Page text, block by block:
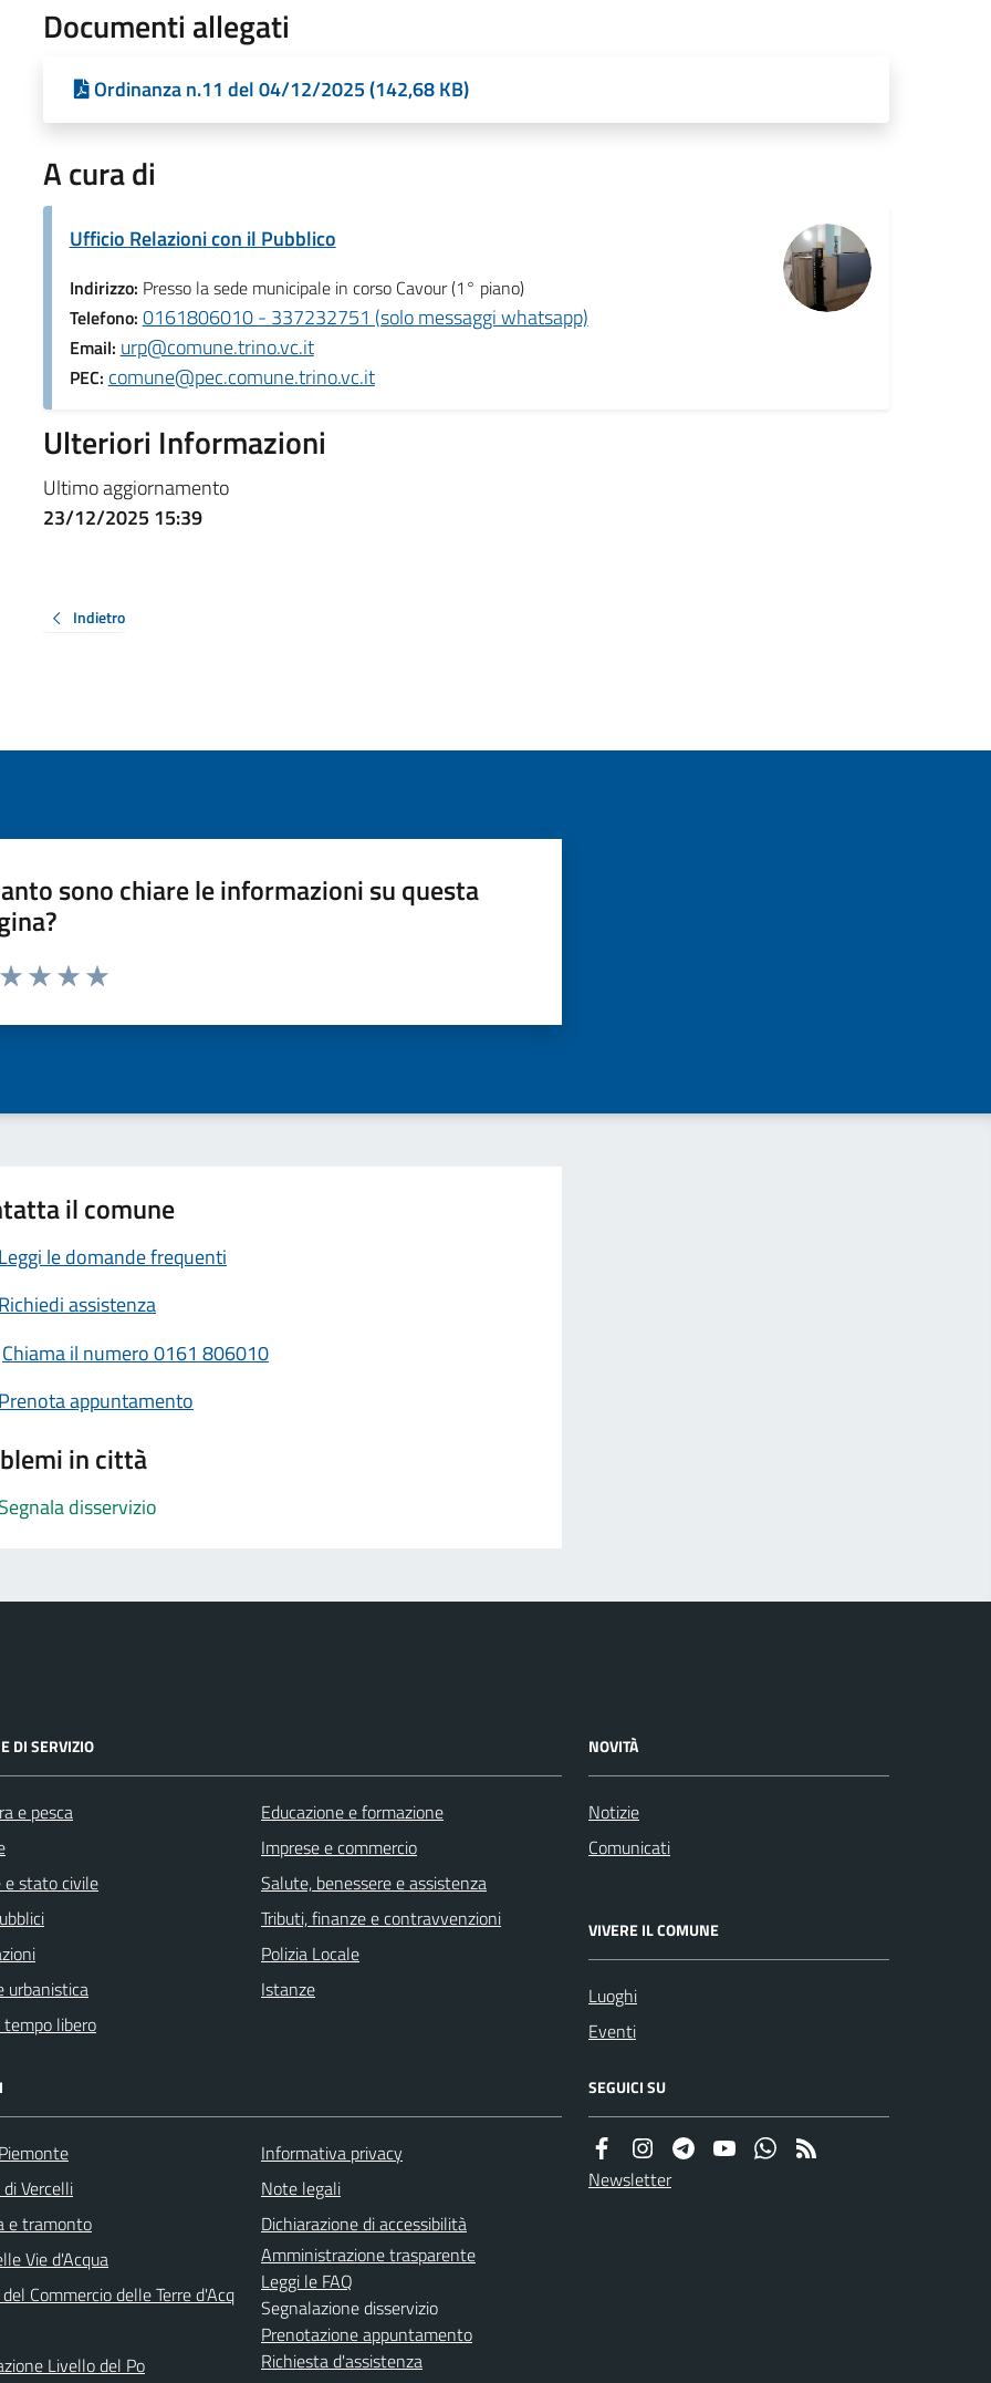
Documenti allegati
Ordinanza n.11 del 04/12/2025 (142,68 KB)
A cura di
Ufficio Relazioni con il Pubblico
Indirizzo: Presso la sede municipale in corso Cavour (1° piano)
Telefono: 0161806010 - 337232751 (solo messaggi whatsapp)
Email: urp@comune.trino.vc.it
PEC: comune@pec.comune.trino.vc.it
Ulteriori Informazioni
Ultimo aggiornamento
23/12/2025 15:39
Indietro
sono chiare le informazioni su questa
da 1 a 5 stelle la pagina
il comune
le domande frequenti
assistenza
Chiama il numero 0161 806010
appuntamento
in città
disservizio
DI SERVIZIO
e pesca
e stato civile
urbanistica
libero
Educazione e formazione
Imprese e commercio
Salute, benessere e assistenza
Tributi, finanze e contravvenzioni
Polizia Locale
Istanze
NOVITÀ
Notizie
Comunicati
VIVERE IL COMUNE
Luoghi
Eventi
Vercelli
e tramonto
Vie d'Acqua
Commercio delle Terre d'Acq
Livello del Po
Informativa privacy
Note legali
Dichiarazione di accessibilità
Amministrazione trasparente
Leggi le FAQ
Segnalazione disservizio
Prenotazione appuntamento
Richiesta d'assistenza
SEGUICI SU
Newsletter